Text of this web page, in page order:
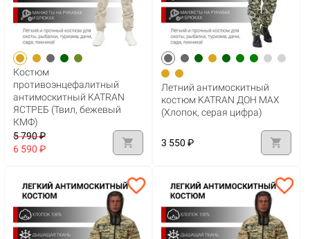
Костюм
противоэнцефалитный
антимоскитный KATRAN
ЯСТРЕБ (Твил, бежевый
КМФ)
5 790 ₽
6 590 ₽
shopping_cart
Летний антимоскитный
костюм KATRAN ДОН MAX
(Хлопок, серая цифра)
3 550 ₽ shopping_cart
favorite_border favorite_border